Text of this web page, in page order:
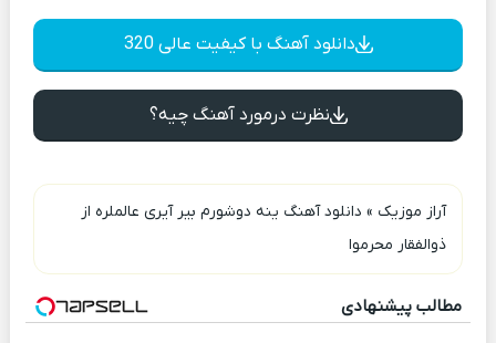
دانلود آهنگ با کیفیت عالی 320
نظرت درمورد آهنگ چیه؟
آراز موزیک » دانلود آهنگ ینه دوشورم بیر آیری عالملره از
ذوالفقار محرموا
مطالب پیشنهادی